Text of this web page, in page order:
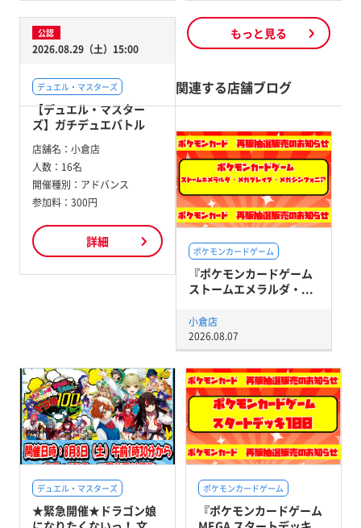
公認
2026.08.29（土）15:00
デュエル・マスターズ
【デュエル・マスター
ズ】ガチデュエバトル
店舗名： 小倉店
人数： 16名
開催種別： アドバンス
参加料： 300円
詳細
もっと見る
関連する店舗ブログ
ポケモンカードゲーム
『ポケモンカードゲーム
ストームエメラルダ・...
小倉店
2026.08.07
ポケモンカードゲーム
『ポケモンカードゲーム
デュエル・マスターズ
★緊急開催★ドラゴン娘